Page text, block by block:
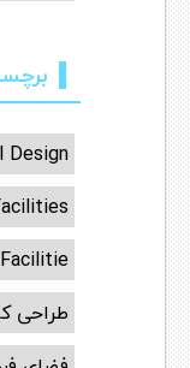
Design
Facilitie
طراحی